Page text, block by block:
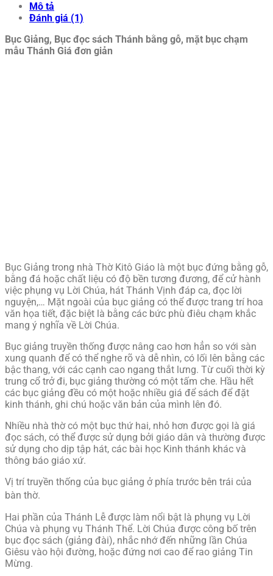
Mô tả
Đánh giá (1)
Bục Giảng, Bục đọc sách Thánh bằng gỗ, mặt bục chạm
mẫu Thánh Giá đơn giản
Bục Giảng trong nhà Thờ Kitô Giáo là một bục đứng bằng gỗ,
bằng đá hoặc chất liệu có độ bền tương đương, để cử hành
việc phụng vụ Lời Chúa, hát Thánh Vịnh đáp ca, đọc lời
nguyện,… Mặt ngoài của bục giảng có thể được trang trí hoa
văn họa tiết, đặc biệt là bằng các bức phù điêu chạm khắc
mang ý nghĩa về Lời Chúa.
Bục giảng truyền thống được nâng cao hơn hẳn so với sàn
xung quanh để có thể nghe rõ và dễ nhìn, có lối lên bằng các
bậc thang, với các cạnh cao ngang thắt lưng. Từ cuối thời kỳ
trung cổ trở đi, bục giảng thường có một tấm che. Hầu hết
các bục giảng đều có một hoặc nhiều giá để sách để đặt
kinh thánh, ghi chú hoặc văn bản của mình lên đó.
Nhiều nhà thờ có một bục thứ hai, nhỏ hơn được gọi là giá
đọc sách, có thể được sử dụng bởi giáo dân và thường được
sử dụng cho dịp tập hát, các bài học Kinh thánh khác và
thông báo giáo xứ.
Vị trí truyền thống của bục giảng ở phía trước bên trái của
bàn thờ.
Hai phần của Thánh Lễ được làm nổi bật là phụng vụ Lời
Chúa và phụng vụ Thánh Thể. Lời Chúa được công bố trên
bục đọc sách (giảng đài), nhắc nhớ đến những lần Chúa
Giêsu vào hội đường, hoặc đứng nơi cao để rao giảng Tin
Mừng.